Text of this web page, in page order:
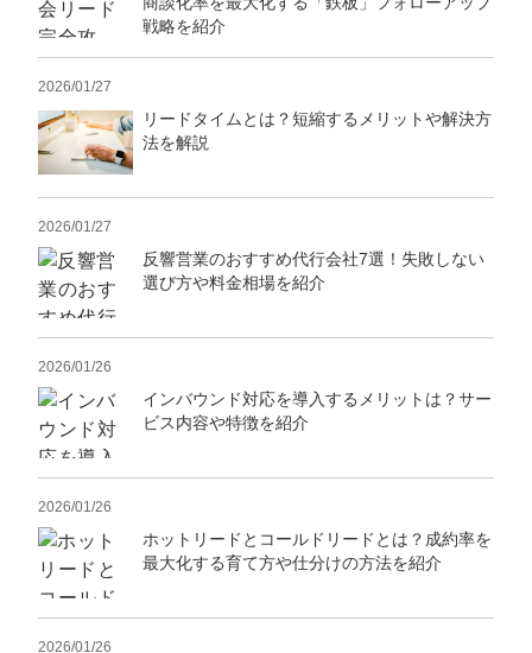
戦略を紹介
2026/01/27
リードタイムとは？短縮するメリットや解決方
法を解説
2026/01/27
反響営業のおすすめ代行会社7選！失敗しない
選び方や料金相場を紹介
2026/01/26
インバウンド対応を導入するメリットは？サー
ビス内容や特徴を紹介
2026/01/26
ホットリードとコールドリードとは？成約率を
最大化する育て方や仕分けの方法を紹介
2026/01/26